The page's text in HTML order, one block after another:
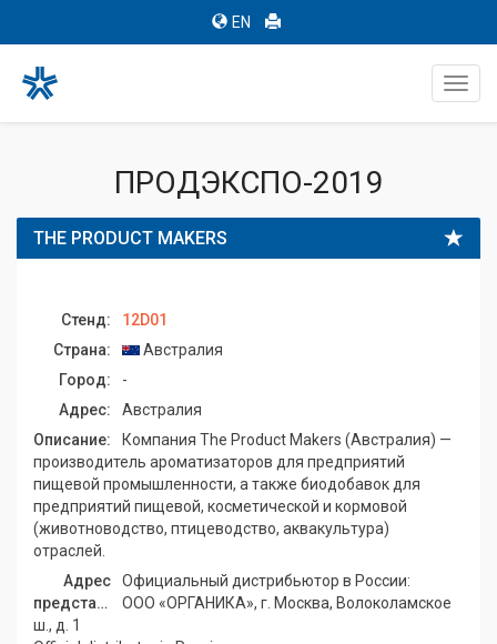
EN
ПРОДЭКСПО-2019
THE PRODUCT MAKERS
Стенд:
12D01
Страна:
Австралия
Город:
-
Адрес:
Австралия
Описание:
Компания The Product Makers (Австралия) —
производитель ароматизаторов для предприятий
пищевой промышленности, а также биодобавок для
предприятий пищевой, косметической и кормовой
(животноводство, птицеводство, аквакультура)
отраслей.
Адрес
представительства:
Официальный дистрибьютор в России:
ООО «ОРГАНИКА», г. Москва, Волоколамское
ш., д. 1